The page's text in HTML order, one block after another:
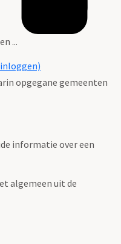
...
opgegane gemeenten
informatie over een
algemeen uit de